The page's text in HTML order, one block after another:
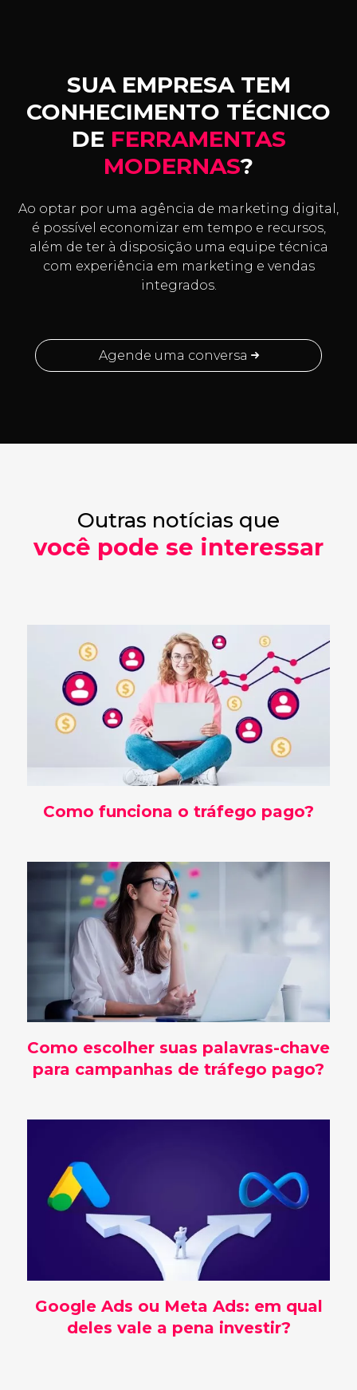
SUA EMPRESA TEM
CONHECIMENTO TÉCNICO
DE FERRAMENTAS
MODERNAS?
Ao optar por uma agência de marketing digital,
é possível economizar em tempo e recursos,
além de ter à disposição uma equipe técnica
com experiência em marketing e vendas
integrados.
Agende uma conversa
Outras notícias que
você pode se interessar
Como funciona o tráfego pago?
Como escolher suas palavras-chave
para campanhas de tráfego pago?
Google Ads ou Meta Ads: em qual
deles vale a pena investir?